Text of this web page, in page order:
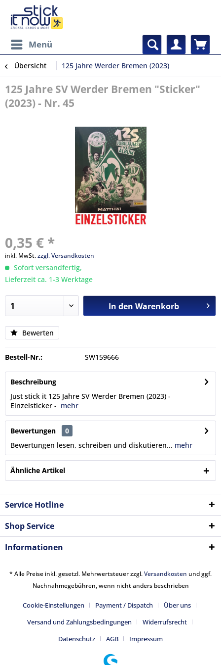
Menü
Übersicht 125 Jahre Werder Bremen (2023)
125 Jahre SV Werder Bremen "Sticker"
(2023) - Nr. 45
0,35 € *
inkl. MwSt.zzgl. Versandkosten
Sofort versandfertig,
Lieferzeit ca. 1-3 Werktage
In den Warenkorb
Bewerten
Bestell-Nr.: SW159666
Beschreibung
Just stick it 125 Jahre SV Werder Bremen (2023) -
Einzelsticker - mehr
Bewertungen
0
Bewertungen lesen, schreiben und diskutieren... mehr
Ähnliche Artikel
Service Hotline
Shop Service
Informationen
* Alle Preise inkl. gesetzl. Mehrwertsteuer zzgl.Versandkosten und ggf.
Nachnahmegebühren, wenn nicht anders beschrieben
Cookie-Einstellungen Payment / Dispatch
Über uns
Versand und Zahlungsbedingungen
Widerrufsrecht
Datenschutz
AGB Impressum